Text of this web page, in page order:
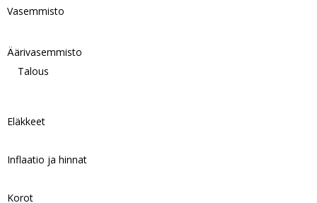
Vasemmisto
Äärivasemmisto
Talous
Eläkkeet
Inflaatio ja hinnat
Korot